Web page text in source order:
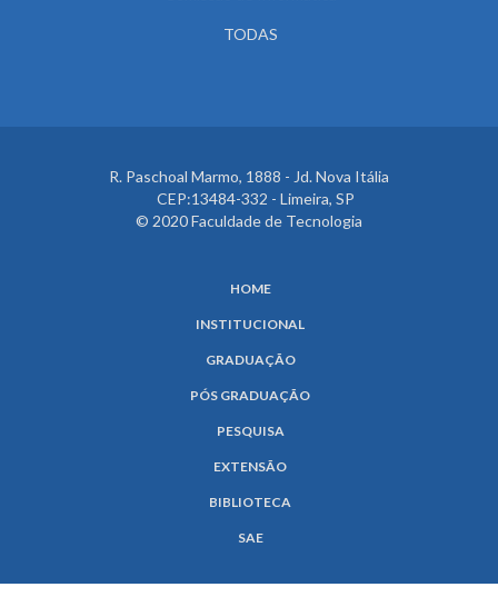
TODAS
R. Paschoal Marmo, 1888 - Jd. Nova Itália
CEP:13484-332 - Limeira, SP
© 2020 Faculdade de Tecnologia
HOME
INSTITUCIONAL
GRADUAÇÃO
PÓS GRADUAÇÃO
PESQUISA
EXTENSÃO
BIBLIOTECA
SAE